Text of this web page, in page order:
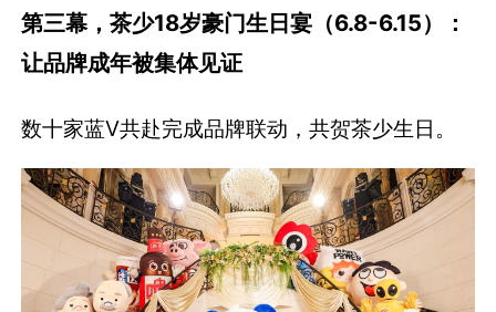
第三幕，茶少18岁豪门生日宴（6.8-6.15）：
让品牌成年被集体见证
数十家蓝V共赴完成品牌联动，共贺茶少生日。